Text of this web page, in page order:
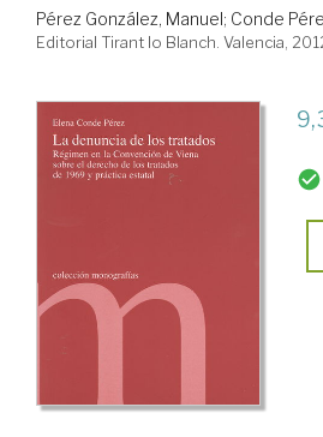
Pérez González, Manuel; Conde
Editorial Tirant lo Blanch. Valencia,